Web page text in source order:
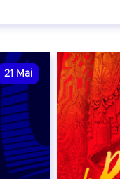
21 Mai